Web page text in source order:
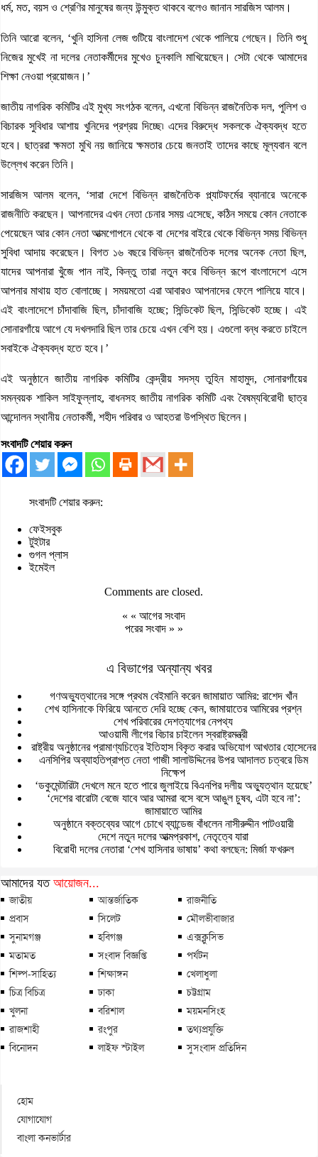
ধর্ম, মত, বয়স ও শ্রেণির মানুষের জন্য উন্মুক্ত থাকবে বলেও জানান সারজিস আলম।
তিনি আরো বলেন, ‘খুনি হাসিনা লেজ গুটিয়ে বাংলাদেশ থেকে পালিয়ে গেছেন। তিনি শুধু
নিজের মুখেই না দলের নেতাকর্মীদের মুখেও চুনকালি মাখিয়েছেন। সেটা থেকে আমাদের
শিক্ষা নেওয়া প্রয়োজন।’
জাতীয় নাগরিক কমিটির এই মুখ্য সংগঠক বলেন, এখনো বিভিন্ন রাজনৈতিক দল, পুলিশ ও
বিচারক সুবিধার আশায় খুনিদের প্রশ্রয় দিচ্ছে৷ এদের বিরুদ্ধে সকলকে ঐক্যবদ্ধ হতে
হবে। ছাত্ররা ক্ষমতা মুখি নয় জানিয়ে ক্ষমতার চেয়ে জনতাই তাদের কাছে মূল্যবান বলে
উল্লেখ করেন তিনি।
সারজিস আলম বলেন, ‘সারা দেশে বিভিন্ন রাজনৈতিক প্ল্যাটফর্মের ব্যানারে অনেকে
রাজনীতি করছেন। আপনাদের এখন নেতা চেনার সময় এসেছে, কঠিন সময়ে কোন নেতাকে
পেয়েছেন আর কোন নেতা আত্মগোপনে থেকে বা দেশের বাইরে থেকে বিভিন্ন সময় বিভিন্ন
সুবিধা আদায় করেছেন। বিগত ১৬ বছরে বিভিন্ন রাজনৈতিক দলের অনেক নেতা ছিল,
যাদের আপনারা খুঁজে পান নাই, কিন্তু তারা নতুন করে বিভিন্ন রূপে বাংলাদেশে এসে
আপনার মাথায় হাত বোলাচ্ছে। সময়মতো এরা আবারও আপনাদের ফেলে পালিয়ে যাবে।
এই বাংলাদেশে চাঁদাবাজি ছিল, চাঁদাবাজি হচ্ছে; সিন্ডিকেট ছিল, সিন্ডিকেট হচ্ছে। এই
সোনারগাঁয়ে আগে যে দখলদারি ছিল তার চেয়ে এখন বেশি হয়। এগুলো বন্ধ করতে চাইলে
সবাইকে ঐক্যবদ্ধ হতে হবে।’
এই অনুষ্ঠানে জাতীয় নাগরিক কমিটির কেন্দ্রীয় সদস্য তুহিন মাহামুদ, সোনারগাঁয়ের
সমন্বয়ক শাকিল সাইফুল্লাহ, বাধনসহ জাতীয় নাগরিক কমিটি এবং বৈষম্যবিরোধী ছাত্র
আন্দোলন স্থানীয় নেতাকর্মী, শহীদ পরিবার ও আহতরা উপস্থিত ছিলেন।
সংবাদটি শেয়ার করুন
সংবাদটি শেয়ার করুন:
ফেইসবুক
টুইটার
গুগল প্লাস
ইমেইল
Comments are closed.
« « আগের সংবাদ
পরের সংবাদ » »
এ বিভাগের অন্যান্য খবর
গণঅভ্যুত্থানের সঙ্গে প্রথম বেইমানি করেন জামায়াত আমির: রাশেদ খাঁন
শেখ হাসিনাকে ফিরিয়ে আনতে দেরি হচ্ছে কেন, জামায়াতের আমিরের প্রশ্ন
শেখ পরিবারের দেশত্যাগের নেপথ্য
আওয়ামী লীগের বিচার চাইলেন স্বরাষ্ট্রমন্ত্রী
রাষ্ট্রীয় অনুষ্ঠানের প্রামাণ্যচিত্রে ইতিহাস বিকৃত করার অভিযোগ আখতার হোসেনের
এনসিপির অব্যাহতিপ্রাপ্ত নেতা গাজী সালাউদ্দিনের উপর আদালত চত্বরে ডিম
নিক্ষেপ
‘ডকুমেন্টারিটা দেখলে মনে হতে পারে জুলাইয়ে বিএনপির দলীয় অভ্যুত্থান হয়েছে’
‘দেশের বারোটা বেজে যাবে আর আমরা বসে বসে আঙুল চুষব, এটা হবে না’:
জামায়াতে আমির
অনুষ্ঠানে বক্তব্যের আগে চোখে ব্যান্ডেজ বাঁধলেন নাসীরুদ্দীন পাটওয়ারী
দেশে নতুন দলের আত্মপ্রকাশ, নেতৃত্বে যারা
বিরোধী দলের নেতারা ‘শেখ হাসিনার ভাষায়’ কথা বলছেন: মির্জা ফখরুল
আমাদের যত আয়োজন...
জাতীয় আন্তর্জাতিক
রাজনীতি
প্রবাস
সিলেট
মৌলভীবাজার
সুনামগঞ্জ
হবিগঞ্জ
এক্সক্লুসিভ
মতামত
সংবাদ বিজ্ঞপ্তি
পর্যটন
শিল্প-সাহিত্য
শিক্ষাঙ্গন
খেলাধুলা
চিত্র বিচিত্র
ঢাকা
চট্টগ্রাম
খুলনা
বরিশাল
ময়মনসিংহ
রাজশাহী
রংপুর
তথ্যপ্রযুক্তি
বিনোদন
লাইফ স্টাইল সুসংবাদ প্রতিদিন
হোম
যোগাযোগ
বাংলা কনভার্টার